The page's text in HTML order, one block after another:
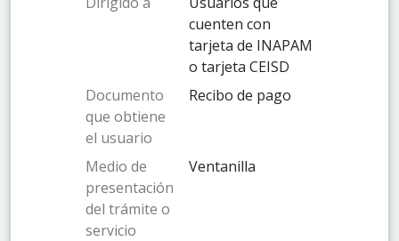
cuenten con
tarjeta de INAPAM
o tarjeta CEISD
Documento
que obtiene
el usuario
Recibo de pago
Medio de
presentación
del trámite o
servicio
Ventanilla